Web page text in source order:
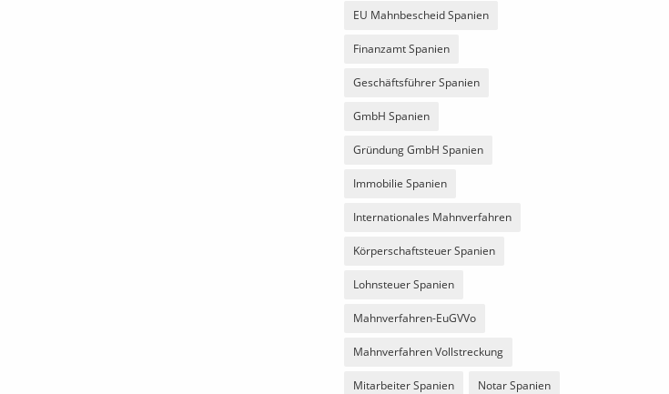
EU Mahnbescheid Spanien
Finanzamt Spanien
Geschäftsführer Spanien
GmbH Spanien
Gründung GmbH Spanien
Immobilie Spanien
Internationales Mahnverfahren
Körperschaftsteuer Spanien
Lohnsteuer Spanien
Mahnverfahren-EuGVVo
Mahnverfahren Vollstreckung
Mitarbeiter Spanien Notar Spanien